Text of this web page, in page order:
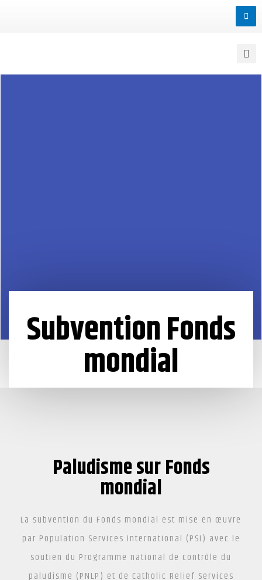
Subvention Fonds
mondial
Paludisme sur Fonds
mondial
La subvention du Fonds mondial est mise en œuvre
par Population Services International (PSI) avec le
soutien du Programme national de contrôle du
paludisme (PNLP) et de Catholic Relief Services